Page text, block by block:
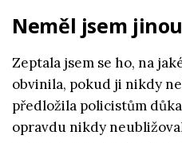
Neměl jsem
Zeptala jsem se ho, na
obvinila, pokud ji nikdy
předložila policistům
opravdu nikdy